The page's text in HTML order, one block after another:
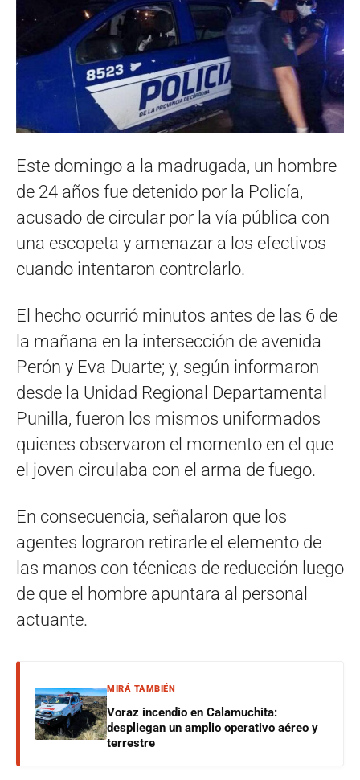
Este domingo a la madrugada, un hombre
de 24 años fue detenido por la Policía,
acusado de circular por la vía pública con
una escopeta y amenazar a los efectivos
cuando intentaron controlarlo.
El hecho ocurrió minutos antes de las 6 de
la mañana en la intersección de avenida
Perón y Eva Duarte; y, según informaron
desde la Unidad Regional Departamental
Punilla, fueron los mismos uniformados
quienes observaron el momento en el que
el joven circulaba con el arma de fuego.
En consecuencia, señalaron que los
agentes lograron retirarle el elemento de
las manos con técnicas de reducción luego
de que el hombre apuntara al personal
actuante.
MIRÁ TAMBIÉN
Voraz incendio en Calamuchita:
despliegan un amplio operativo aéreo y
terrestre